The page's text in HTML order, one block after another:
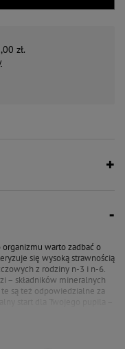
zł.
warto zadbać o
się wysoką strawnością
z rodziny n-3 i n-6.
– składników mineralnych
są też odpowiedzialne za